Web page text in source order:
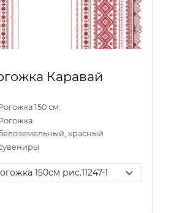
Каравай
150 см.
красный